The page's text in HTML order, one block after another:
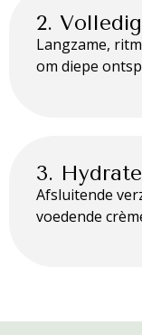
2.
Langzame,
om diepe
3.
Afsluitende
voedende